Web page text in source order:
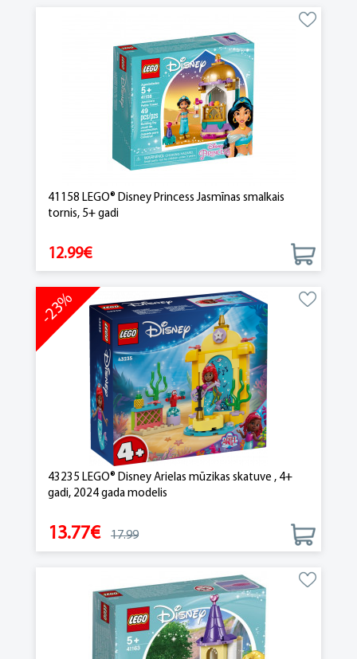
41158 LEGO® Disney Princess Jasmīnas smalkais
tornis, 5+ gadi
12.99€
43235 LEGO® Disney Arielas mūzikas skatuve , 4+
gadi, 2024 gada modelis
-23%
13.77€ 17.99